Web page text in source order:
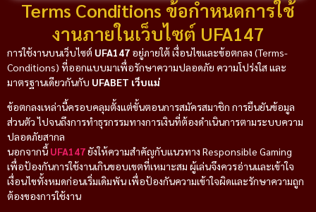
Terms Conditions ข้อกำหนดการใช้
งานภายในเว็บไซต์ UFA147
การใช้งานบนเว็บไซต์ UFA147 อยู่ภายใต้ เงื่อนไขและข้อตกลง (Terms-
Conditions) ที่ออกแบบมาเพื่อรักษาความปลอดภัย ความโปร่งใส และ
มาตรฐานเดียวกันกับ UFABET เว็บแม่
ข้อตกลงเหล่านี้ครอบคลุมตั้งแต่ขั้นตอนการสมัครสมาชิก การยืนยันข้อมูล
ส่วนตัว ไปจนถึงการทำธุรกรรมทางการเงินที่ต้องดำเนินการตามระบบความ
ปลอดภัยสากล
นอกจากนี้ UFA147ยังให้ความสำคัญกับแนวทาง Responsible Gaming
เพื่อป้องกันการใช้งานเกินขอบเขตที่เหมาะสม ผู้เล่นจึงควรอ่านและเข้าใจ
เงื่อนไขทั้งหมดก่อนเริ่มเดิมพัน เพื่อป้องกันความเข้าใจผิดและรักษาความถูก
ต้องของการใช้งาน